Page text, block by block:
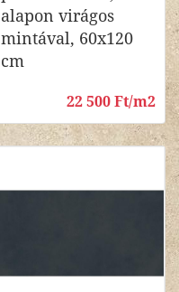
alapon virágos
mintával, 60x120
cm
22 500 Ft/m2